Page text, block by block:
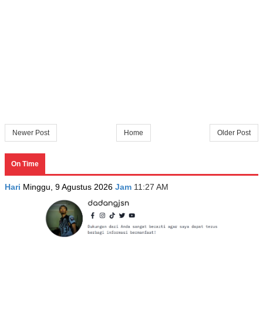
Newer Post Older Post
Home
On Time
Hari Minggu, 9 Agustus 2026 Jam 11:27 AM